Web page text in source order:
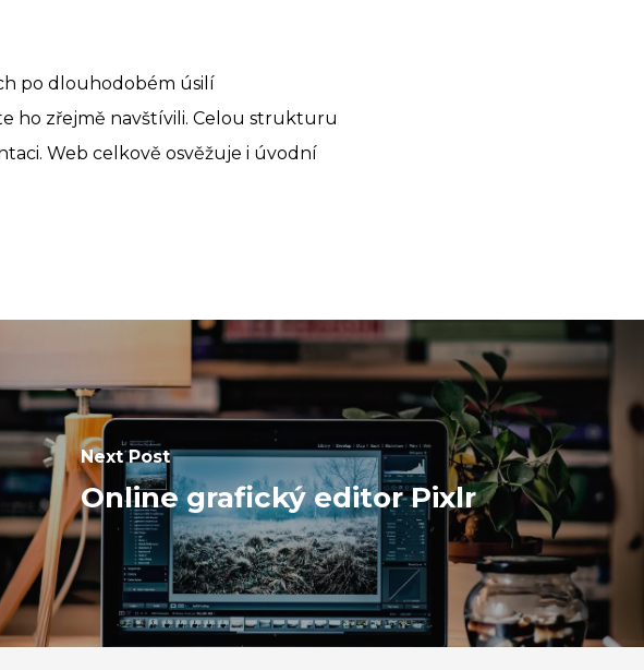
po dlouhodobém úsilí
ho zřejmě navštívili. Celou strukturu
Web celkově osvěžuje i úvodní
Next Post
Online grafický editor Pixlr